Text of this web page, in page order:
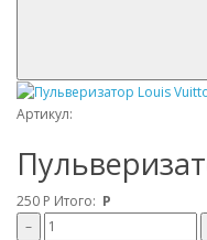
Артикул:
250 Р Итого: Р
–